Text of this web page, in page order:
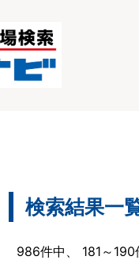
検索結果一
986件中、 181～